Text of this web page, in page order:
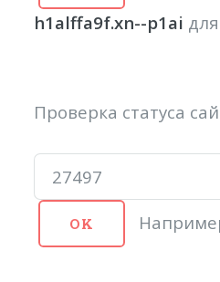
h1alffa9f.xn--p1ai
Проверка статуса